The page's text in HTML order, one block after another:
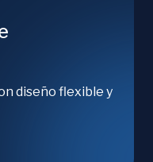
diseño flexible y